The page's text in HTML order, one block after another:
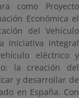
como Proyecto
Económica el
del Vehículo
iniciativa integral
eléctrico y
la creación del
y desarrollar de
en España. Con